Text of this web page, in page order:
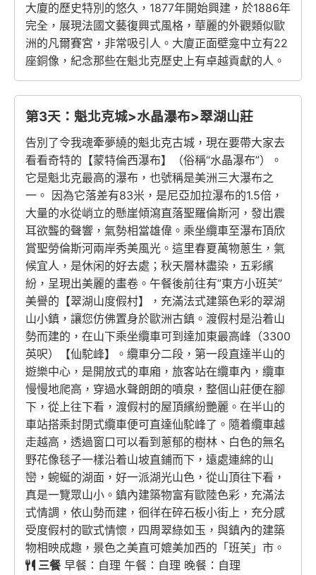
大廈的歷史特別的悠久，1877年開始興建，於1886年
完全，展現法國文藝復興式風格，華麗的外觀類似歐
洲的凡爾賽宮，非常吸引人。大廈正面壁龛中立有22
座銅像，紀念那些在魁北克歷史上有卓越貢獻的人。
第3天：魁北克城>水晶瀑布>翠湖山莊
告別了令我魂牽夢繞的魁北克古城，現在要帶大家去
看看奇特的【蒙特倫西瀑布】（俗稱“水晶瀑布”）。
它是魁北克最高的瀑布，也號稱是美洲三大瀑布之
一。 因為它落差有83米，是尼亞加拉瀑布的1.5倍，
大量的水從峭立的懸崖傾瀉直落聖羅倫斯河，發出震
耳欲聾的聲響，氣勢相當雄偉。乘坐纜車至瀑布頂欣
賞聖勞倫斯河兩岸秀美風光。這里春夏萬物蔥生，氣
候宜人，是休闲的好去處；秋天層林盡染，五彩繽
紛，呈現出美麗的畫卷。午餐後前往有”東方小班芙”
美譽的【翠湖山度假村】，充滿法式建築色彩的翠湖
山小鎮，讓您仿佛置身於歐洲古鎮。渡假村是沿着山
勢而建的，在山下乘坐纜車可到達加東最高峰（3300
英呎）【仙駝峰】。纜車分二段，第一段直達半山的
遊樂中心，是開放式的車廂，旅客站在纜車內，纜車
慢慢地爬高，穿過水聲朗朗的噴泉，整個山莊便在腳
下，從上往下看，渡假村的屋頂繽紛艷麗。在半山的
車站搭乘封閉式纜車便可直達仙駝峰了。隨着纜車越
走越高，透過窗口可以看到蔥郁的樹林、白色的無名
野花像毯子一樣沿着山坡直鋪而下，遠處連綿的山
巒，蜿蜒的湖面，好一派湖光山色，從山頂往下看，
真是一覽眾山小。鎮內建築物富有歐陸色彩，充滿法
式情調，依山勢而建，徊徉在碎石板小街上，充分感
受度假村的歐式情懷，四周翠綠如玉，與鎮內的建築
物相映成趣，景色之美直可媲美加西的「班芙」市。
三餐早餐：自理 午餐：自理 晚餐：自理